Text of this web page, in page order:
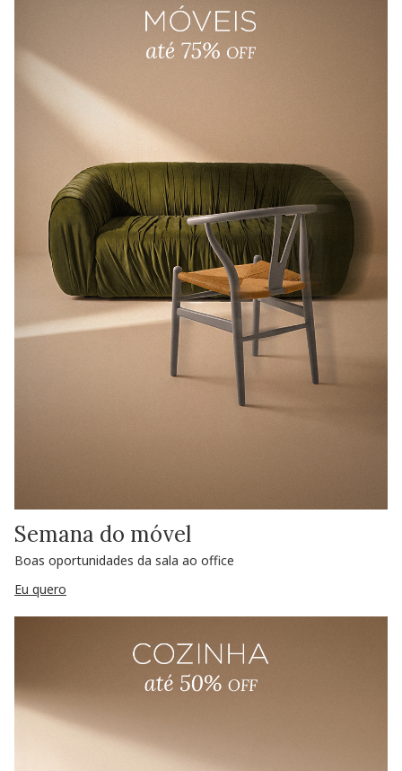
Semana do móvel
Boas oportunidades da sala ao office
Eu quero